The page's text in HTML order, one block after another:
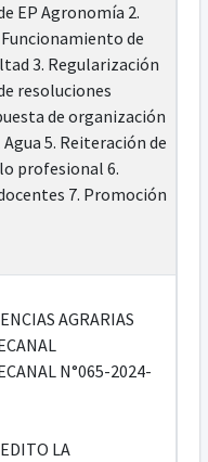
EP Agronomía 2.
de
3. Regularización
resoluciones
de organización
5. Reiteración de
profesional 6.
7. Promoción
AGRARIAS
N°065-2024-
LA